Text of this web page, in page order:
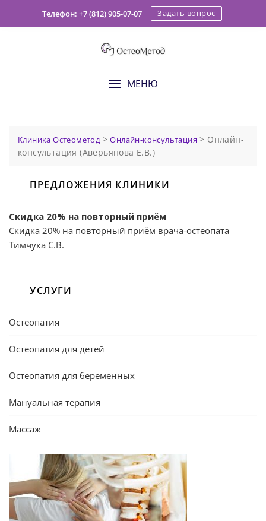
Телефон: +7 (812) 905-07-07 Задать вопрос
МЕНЮ
Клиника Остеометод>Онлайн-консультация > Онлайн-
консультация (Аверьянова Е.В.)
ПРЕДЛОЖЕНИЯ КЛИНИКИ
Скидка 20% на повторный приём
Скидка 20% на повторный приём врача-остеопата
Тимчука С.В.
УСЛУГИ
Остеопатия
Остеопатия для детей
Остеопатия для беременных
Мануальная терапия
Массаж